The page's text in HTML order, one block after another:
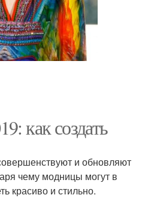
как создать
и обновляют
чему модницы могут в
красиво и стильно.